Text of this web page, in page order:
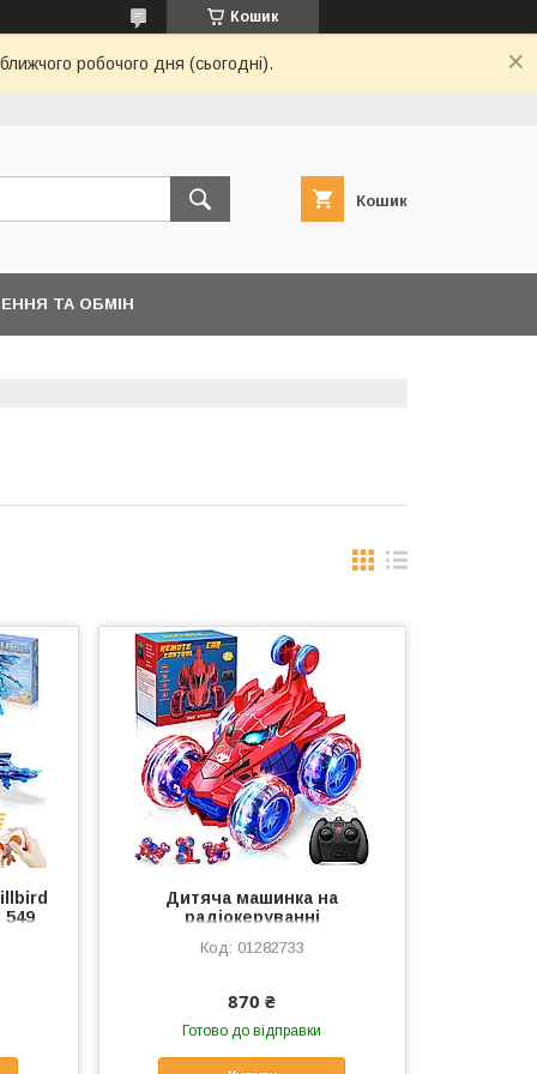
Кошик
робочого дня (сьогодні).
Кошик
ТА ОБМІН
549
Дитяча машинка на
радіокеруванні
01282733
870 ₴
Готово до відправки